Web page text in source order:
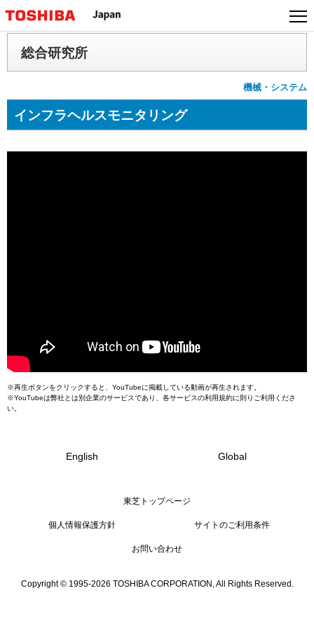
ャ
プ
総合研究所
機械・システム
インフラヘルスモニタリング
※再生ボタンをクリックすると、YouTubeに掲載している動画が再生されます。
※YouTubeは弊社とは別企業のサービスであり、各サービスの利用規約に則りご利用くださ
い。
English Global
東芝トップページ
個人情報保護方針 サイトのご利用条件
お問い合わせ
Copyright © 1995-2026 TOSHIBA CORPORATION, All Rights Reserved.